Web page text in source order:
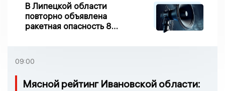
В Липецкой области
повторно объявлена
ракетная опасность 8
09:00
Мясной рейтинг Ивановской области: